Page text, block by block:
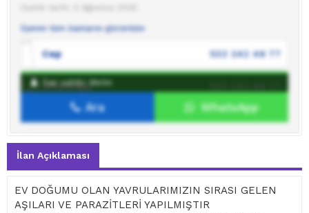
Üyenin tüm ilanlarını görüntüle
Cep 533 242 48 77
WhatsApp
İlan sahibine mesaj gönder
İlan sahibi: Metin
Ara WhatsApp
İlan Açıklaması
EV DOĞUMU OLAN YAVRULARIMIZIN SIRASI GELEN
AŞILARI VE PARAZİTLERİ YAPILMIŞTIR